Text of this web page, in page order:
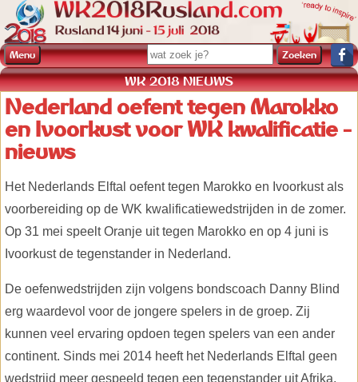
WK 2018 NIEUWS
Nederland oefent tegen Marokko
en Ivoorkust voor WK kwalificatie -
nieuws
Het Nederlands Elftal oefent tegen Marokko en Ivoorkust als
voorbereiding op de WK kwalificatiewedstrijden in de zomer.
Op 31 mei speelt Oranje uit tegen Marokko en op 4 juni is
Ivoorkust de tegenstander in Nederland.
De oefenwedstrijden zijn volgens bondscoach Danny Blind
erg waardevol voor de jongere spelers in de groep. Zij
kunnen veel ervaring opdoen tegen spelers van een ander
continent. Sinds mei 2014 heeft het Nederlands Elftal geen
wedstrijd meer gespeeld tegen een tegenstander uit Afrika.
Menu